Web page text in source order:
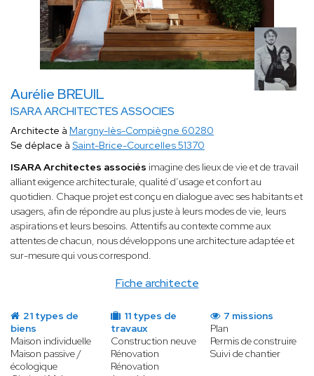
Aurélie BREUIL
ISARA ARCHITECTES ASSOCIES
Fiche architecte
Architecte à Margny-lès-Compiègne 60280
Se déplace à Saint-Brice-Courcelles 51370
ISARA Architectes associés imagine des lieux de vie et de travail
alliant exigence architecturale, qualité d’usage et confort au
quotidien. Chaque projet est conçu en dialogue avec ses habitants et
usagers, afin de répondre au plus juste à leurs modes de vie, leurs
aspirations et leurs besoins. Attentifs au contexte comme aux
attentes de chacun, nous développons une architecture adaptée et
sur-mesure qui vous correspond.
21 types de
biens
Maison individuelle
Maison passive /
écologique
11 types de
travaux
Construction neuve
Rénovation
Rénovation
7 missions
Plan
Permis de construire
Suivi de chantier